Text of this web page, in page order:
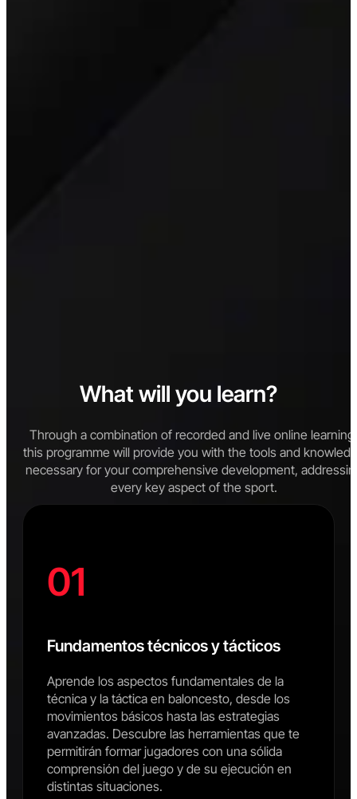
What will you learn?
Through a combination of recorded and live online learning,
this programme will provide you with the tools and
necessary for your comprehensive development,
every key aspect of the sport.
01
Fundamentos técnicos y tácticos
Aprende los aspectos fundamentales de la
técnica y la táctica en baloncesto, desde los
movimientos básicos hasta las estrategias
avanzadas. Descubre las herramientas que te
permitirán formar jugadores con una sólida
comprensión del juego y de su ejecución en
distintas situaciones.